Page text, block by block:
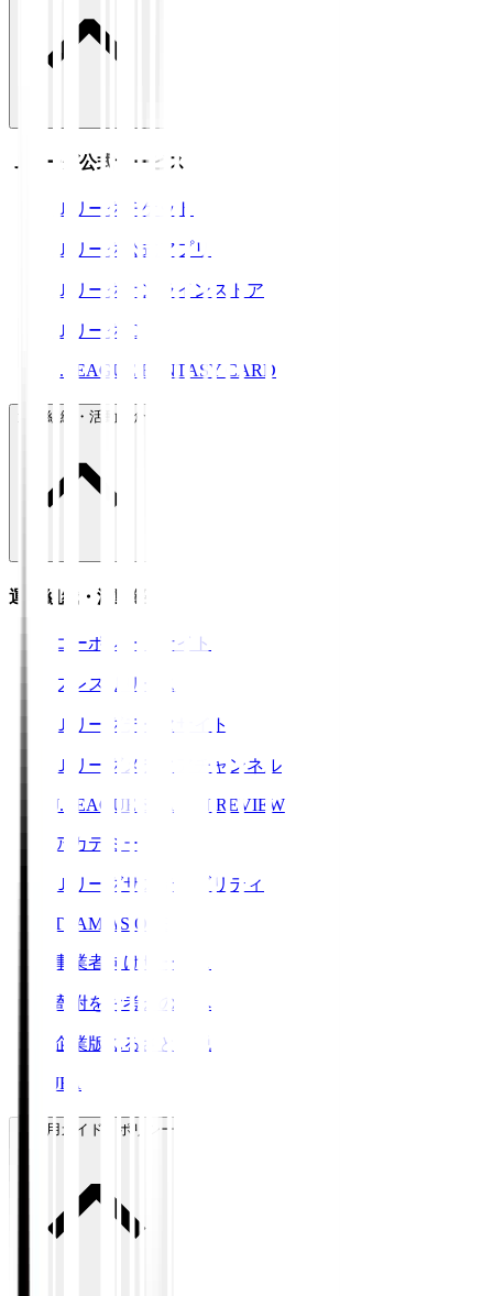
Ｊリーグ公式サービス
Ｊリーグチケット
Ｊリーグ公式アプリ
Ｊリーグオンラインストア
ＪリーグID
J.LEAGUE FANTASY CARD
運営組織・活動紹介
運営組織・活動紹介
コーポレートサイト
プレスリリース
Ｊリーグデータサイト
Ｊリーグメディアチャンネル
J.LEAGUE SEASON REVIEW
アカデミー
Ｊリーグサステナビリティ
TEAM AS ONE
事業者向けサービス
寄附をお考えの方へ
企業版ふるさと納税
JFA
ご利用ガイド・ポリシー